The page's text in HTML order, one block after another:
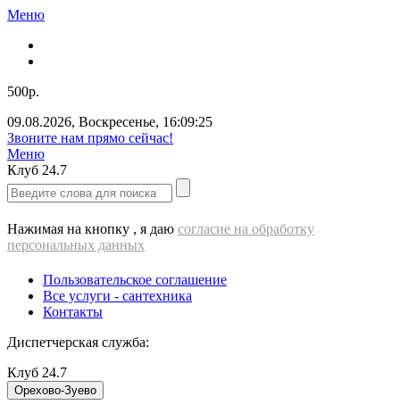
Меню
500р.
09.08.2026, Воскресенье, 16:09:26
Звоните нам прямо сейчас!
Меню
Клуб 24.7
Нажимая на кнопку , я даю согласие на обработку
персональных данных
Пользовательское соглашение
Все услуги - cантехника
Контакты
Диспетчерская служба:
Клуб 24.7
Орехово-Зуево